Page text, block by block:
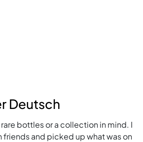
Deutsch
bottles or a collection in mind. I
friends and picked up what was on